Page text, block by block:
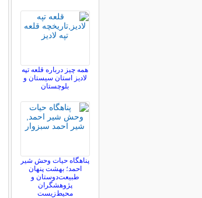
همه چیز درباره قلعه تپه
لادیز استان سیستان و
بلوچستان
پناهگاه حیات وحش شیر
احمد؛ بهشت پنهان
طبیعت‌دوستان و
پژوهشگران
محیط‌زیست